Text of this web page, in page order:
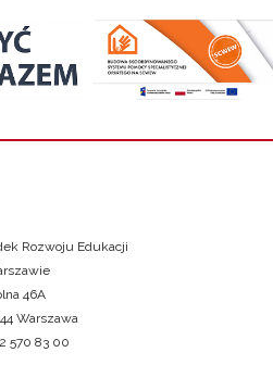
Rozwoju Edukacji
46A
Warszawa
570 83 00